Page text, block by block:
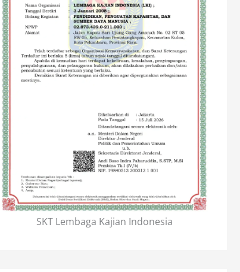
SKT Lembaga Kajian Indonesia